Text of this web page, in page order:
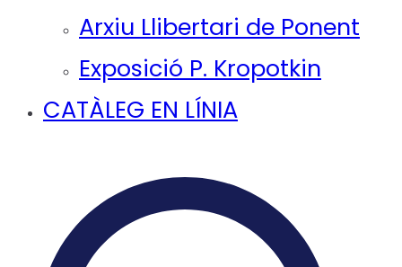
Arxiu Llibertari de Ponent
Exposició P. Kropotkin
CATÀLEG EN LÍNIA